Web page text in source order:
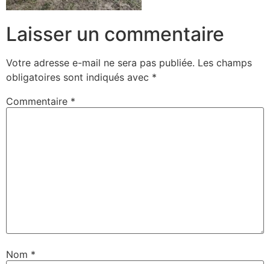
Laisser un commentaire
Votre adresse e-mail ne sera pas publiée. Les champs
obligatoires sont indiqués avec *
Commentaire *
Nom *